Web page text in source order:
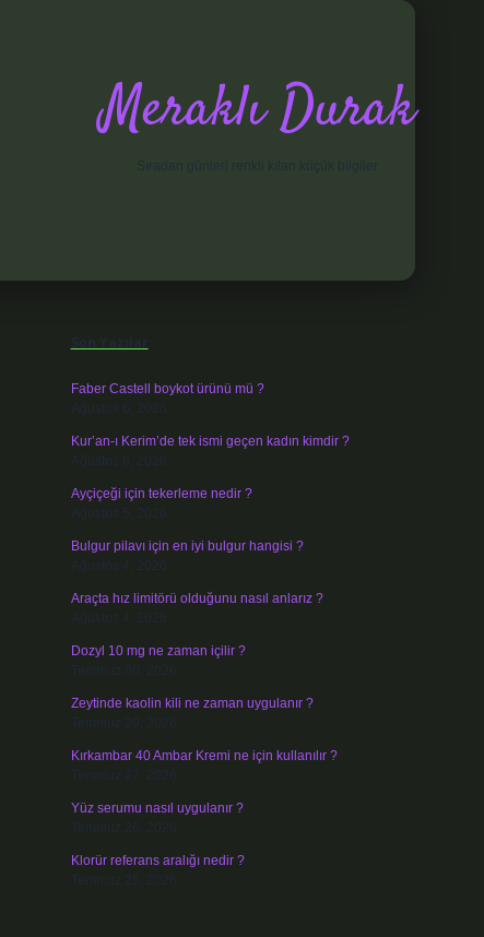
Meraklı Durak
Son Yazılar
Faber Castell boykot ürünü mü ?
Ağustos 6, 2026
Kur’an-ı Kerim’de tek ismi geçen kadın kimdir ?
Ağustos 6, 2026
Ayçiçeği için tekerleme nedir ?
Ağustos 5, 2026
Bulgur pilavı için en iyi bulgur hangisi ?
Ağustos 4, 2026
Araçta hız limitörü olduğunu nasıl anlarız ?
Ağustos 4, 2026
Dozyl 10 mg ne zaman içilir ?
Temmuz 30, 2026
Zeytinde kaolin kili ne zaman uygulanır ?
Temmuz 29, 2026
Kırkambar 40 Ambar Kremi ne için kullanılır ?
Temmuz 27, 2026
Yüz serumu nasıl uygulanır ?
Temmuz 26, 2026
Klorür referans aralığı nedir ?
Temmuz 25, 2026